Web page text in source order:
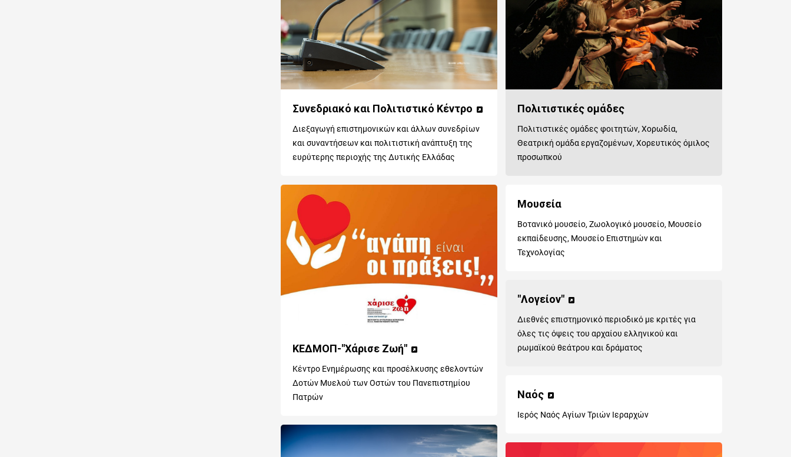
Συνεδριακό και Πολιτιστικό Κέντρο
Διεξαγωγή επιστημονικών και άλλων συνεδρίων
και συναντήσεων και πολιτιστική ανάπτυξη της
ευρύτερης περιοχής της Δυτικής Ελλάδας
ΚΕΔΜΟΠ-"Χάρισε Ζωή"
Κέντρο Ενημέρωσης και προσέλκυσης εθελοντών
Δοτών Μυελού των Οστών του Πανεπιστημίου
Πατρών
Πολιτιστικές ομάδες
Πολιτιστικές ομάδες φοιτητών, Χορωδία,
Θεατρική ομάδα εργαζομένων, Χορευτικός όμιλος
προσωπκού
Μουσεία
Βοτανικό μουσείο, Ζωολογικό μουσείο, Μουσείο
εκπαίδευσης, Μουσείο Επιστημών και
Τεχνολογίας
"Λογείον"
Διεθνές επιστημονικό περιοδικό με κριτές για
όλες τις όψεις του αρχαίου ελληνικού και
ρωμαϊκού θεάτρου και δράματος
Ναός
Ιερός Ναός Αγίων Τριών Ιεραρχών